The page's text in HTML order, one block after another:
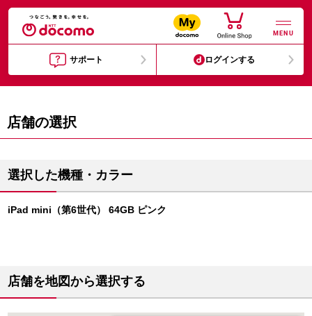
MENU
サポート ログインする
店舗の選択
選択した機種・カラー
iPad mini（第6世代） 64GB ピンク
店舗を地図から選択する